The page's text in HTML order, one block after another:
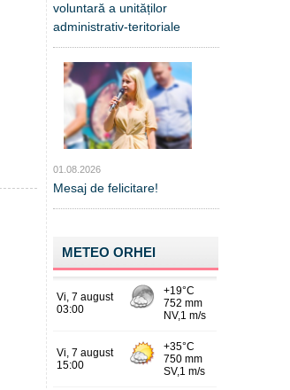
voluntară a unităților
administrativ-teritoriale
01.08.2026
Mesaj de felicitare!
METEO ORHEI